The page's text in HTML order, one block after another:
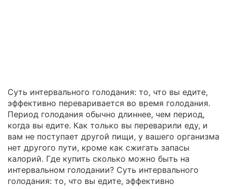
Суть интервального голодания: то, что вы едите,
эффективно переваривается во время голодания.
Период голодания обычно длиннее, чем период,
когда вы едите. Как только вы переварили еду, и
вам не поступает другой пищи, у вашего организма
нет другого пути, кроме как сжигать запасы
калорий. Где купить сколько можно быть на
интервальном голодании? Суть интервального
голодания: то, что вы едите, эффективно